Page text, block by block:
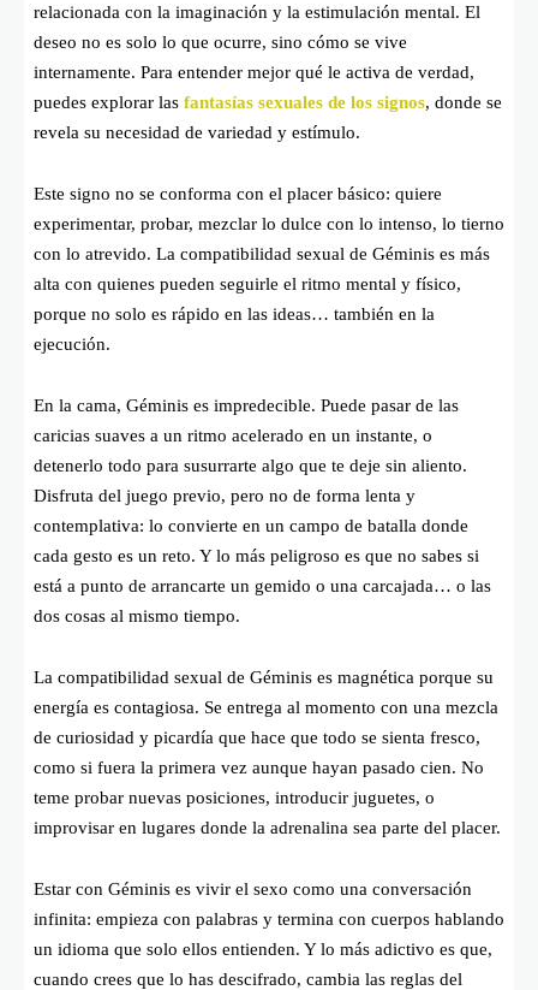
relacionada con la imaginación y la estimulación mental. El
deseo no es solo lo que ocurre, sino cómo se vive
internamente. Para entender mejor qué le activa de verdad,
puedes explorar las fantasías sexuales de los signos, donde se
revela su necesidad de variedad y estímulo.
Este signo no se conforma con el placer básico: quiere
experimentar, probar, mezclar lo dulce con lo intenso, lo tierno
con lo atrevido. La compatibilidad sexual de Géminis es más
alta con quienes pueden seguirle el ritmo mental y físico,
porque no solo es rápido en las ideas… también en la
ejecución.
En la cama, Géminis es impredecible. Puede pasar de las
caricias suaves a un ritmo acelerado en un instante, o
detenerlo todo para susurrarte algo que te deje sin aliento.
Disfruta del juego previo, pero no de forma lenta y
contemplativa: lo convierte en un campo de batalla donde
cada gesto es un reto. Y lo más peligroso es que no sabes si
está a punto de arrancarte un gemido o una carcajada… o las
dos cosas al mismo tiempo.
La compatibilidad sexual de Géminis es magnética porque su
energía es contagiosa. Se entrega al momento con una mezcla
de curiosidad y picardía que hace que todo se sienta fresco,
como si fuera la primera vez aunque hayan pasado cien. No
teme probar nuevas posiciones, introducir juguetes, o
improvisar en lugares donde la adrenalina sea parte del placer.
Estar con Géminis es vivir el sexo como una conversación
infinita: empieza con palabras y termina con cuerpos hablando
un idioma que solo ellos entienden. Y lo más adictivo es que,
cuando crees que lo has descifrado, cambia las reglas del